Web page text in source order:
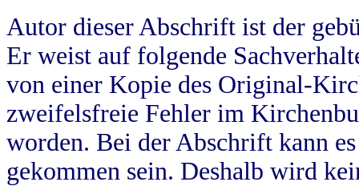
Autor dieser Abschrift ist der
Er weist auf folgende
von einer Kopie des Original-
zweifelsfreie Fehler im
worden. Bei der Abschrift kann
gekommen sein. Deshalb wird